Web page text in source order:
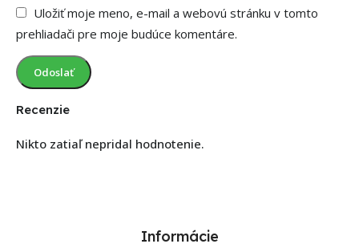
Recenzie
Nikto zatiaľ nepridal hodnotenie.
Uložiť moje meno, e-mail a webovú stránku v tomto
prehliadači pre moje budúce komentáre.
Informácie